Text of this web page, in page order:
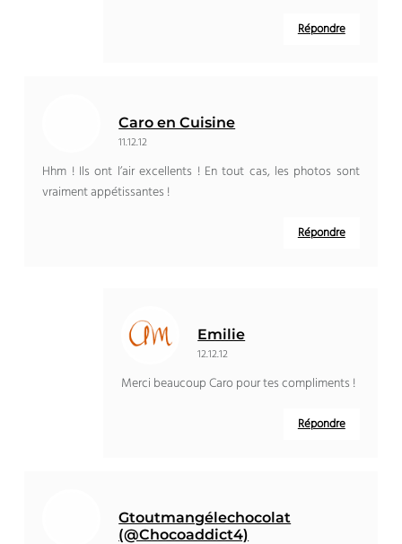
Répondre
Caro en Cuisine
11.12.12
Hhm ! Ils ont l’air excellents ! En tout cas, les photos sont
vraiment appétissantes !
Répondre
Emilie
12.12.12
Merci beaucoup Caro pour tes compliments !
Répondre
Gtoutmangélechocolat
(@Chocoaddict4)